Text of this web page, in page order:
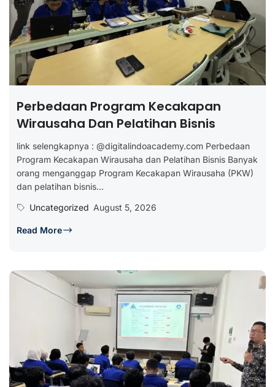
Perbedaan Program Kecakapan
Wirausaha Dan Pelatihan Bisnis
link selengkapnya : @digitalindoacademy.com Perbedaan
Program Kecakapan Wirausaha dan Pelatihan Bisnis Banyak
orang menganggap Program Kecakapan Wirausaha (PKW)
dan pelatihan bisnis...
Uncategorized August 5, 2026
Read More